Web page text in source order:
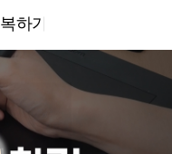
하기 [新초급]